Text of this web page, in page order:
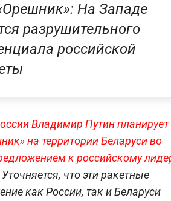
На Западе
разрушительного
российской
Владимир Путин планирует
на территории Беларуси во
к российскому
что эти ракетные
как России, так и Беларуси